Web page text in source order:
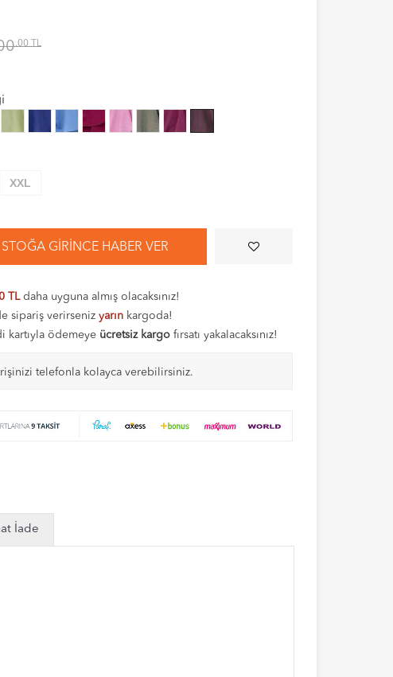
.00 TL
XXL
STOĞA GIRINCE HABER VER
TLdaha uyguna almış olacaksınız!
sipariş verirseniz yarın kargoda!
kartıyla ödemeye ücretsiz kargo fırsatı yakalacaksınız!
telefonla kolayca verebilirsiniz.
İade